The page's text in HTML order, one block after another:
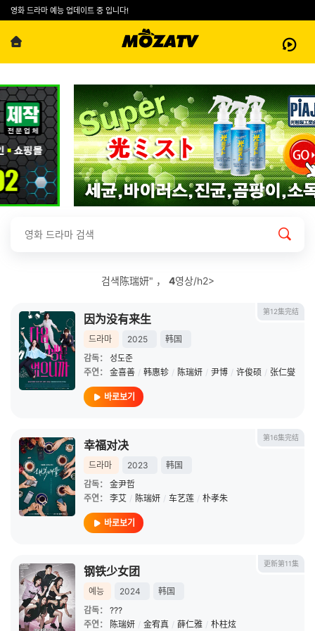
영화 드라마 예능 업데이트 중 입니다!
검색陈瑞妍" ， 4영상/h2>
第12集完结
因为没有来生
드라마 2025
韩国
감독：
성도준
주연：
金喜善 / 韩惠轸 / 陈瑞妍 / 尹博 / 许俊硕 / 张仁燮
바로보기
第16集完结
幸福对决
드라마 2023
韩国
감독：
金尹哲
주연：
李艾 / 陈瑞妍 / 车艺莲 / 朴孝朱
바로보기
更新第11集
钢铁少女团
예능 2024
韩国
감독：
???
주연：
陈瑞妍 / 金宥真 / 薛仁雅 / 朴柱炫